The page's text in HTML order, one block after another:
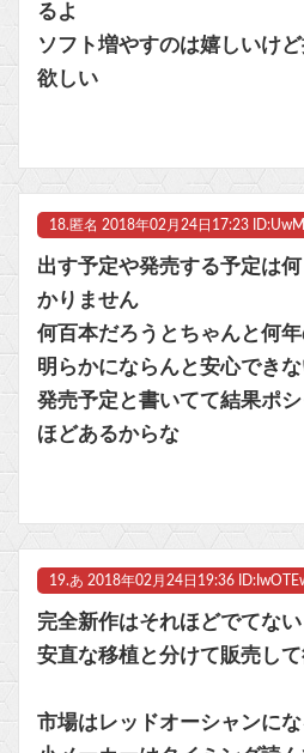
るよ
ソフト増やすのは嬉しいけ
欲しい
18. 匿名 2018年02月24日17:23
出す予定や発売する予定は
かりません
何百本だろうとちゃんと何
明らかにならんと安心でき
発売予定と書いてて結果ポ
ほどあるからな
19.あ 2018年02月24日19:36
完全新作はそれほどでてない
安直な移植と分けて販売し
市場はレッドオーシャンに